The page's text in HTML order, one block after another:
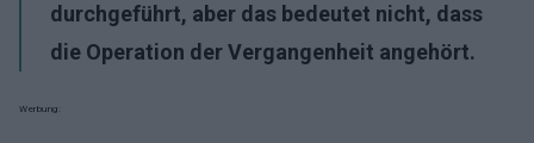
durchgeführt, aber das bedeutet nicht, dass
die Operation der Vergangenheit angehört.
Werbung: